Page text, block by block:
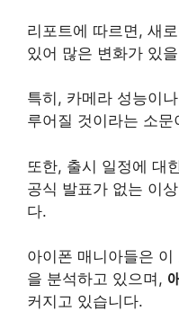
리포트에 따르면, 새
있어 많은 변화가 있
특히, 카메라 성능이
루어질 것이라는 소
또한, 출시 일정에 대
공식 발표가 없는 이
다.
아이폰 매니아들은
을 분석하고 있으며,
커지고 있습니다.